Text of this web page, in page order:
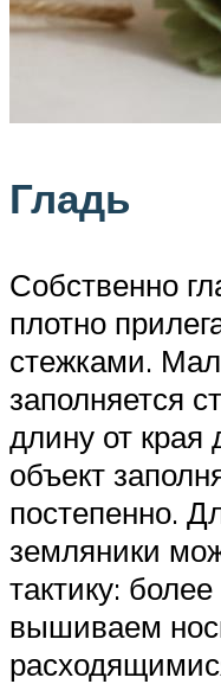
Гладь
Собственно
плотно
стежками.
заполняется
длину от края
объект
постепенно.
земляники
тактику:
вышиваем